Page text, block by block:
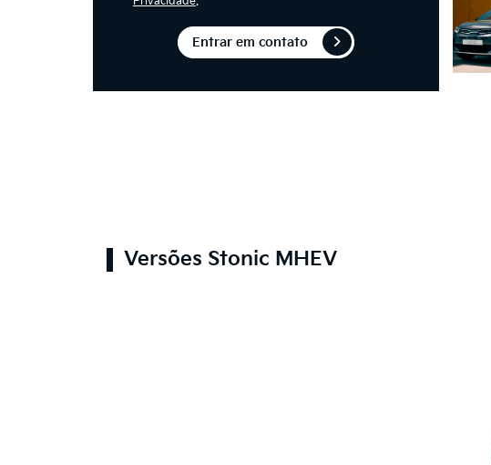
Entrar em contato
Versões Stonic MHEV